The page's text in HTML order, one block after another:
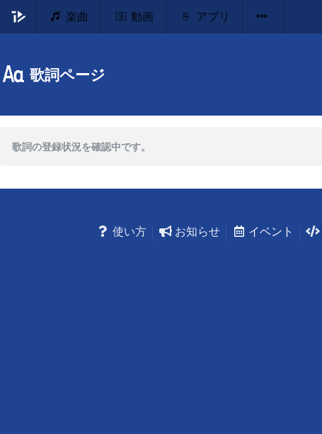
楽曲 動画 アプリ
歌詞ページ
歌詞の登録状況を確認中です。
使い方 お知らせ イベント